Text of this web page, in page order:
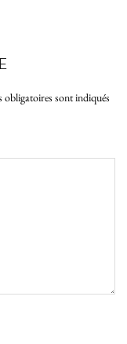
obligatoires sont indiqués